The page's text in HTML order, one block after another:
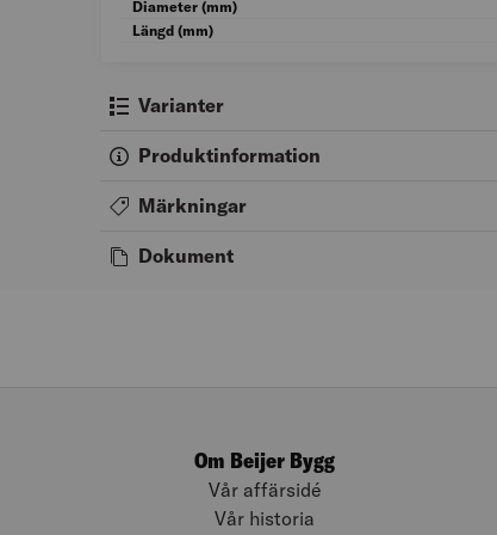
Diameter (mm)
Längd (mm)
Varianter
Produktinformation
Märkningar
Dokument
Om Beijer Bygg
Vår affärsidé
Vår historia